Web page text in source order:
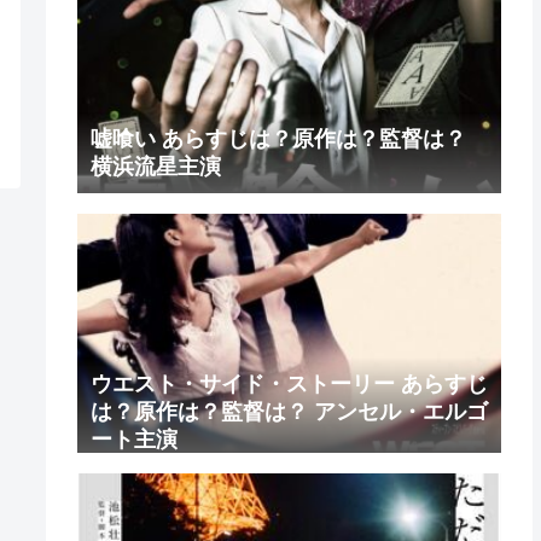
嘘喰い あらすじは？原作は？監督は？
横浜流星主演
ウエスト・サイド・ストーリー あらすじ
は？原作は？監督は？ アンセル・エルゴ
ート主演